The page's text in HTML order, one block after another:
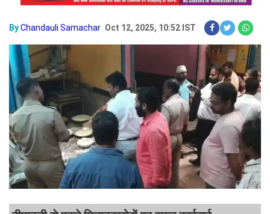
ByChandauli Samachar Oct 12, 2025, 10:52 IST